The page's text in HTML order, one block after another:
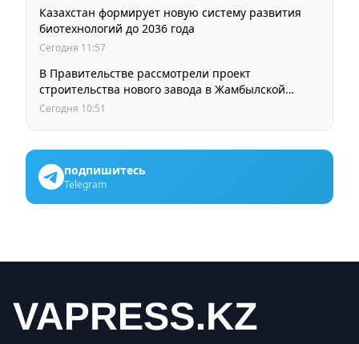
Казахстан формирует новую систему развития
биотехнологий до 2036 года
Сегодня 11:57
В Правительстве рассмотрели проект
строительства нового завода в Жамбылской
области
Сегодня 10:51
подпишитесь
Telegram